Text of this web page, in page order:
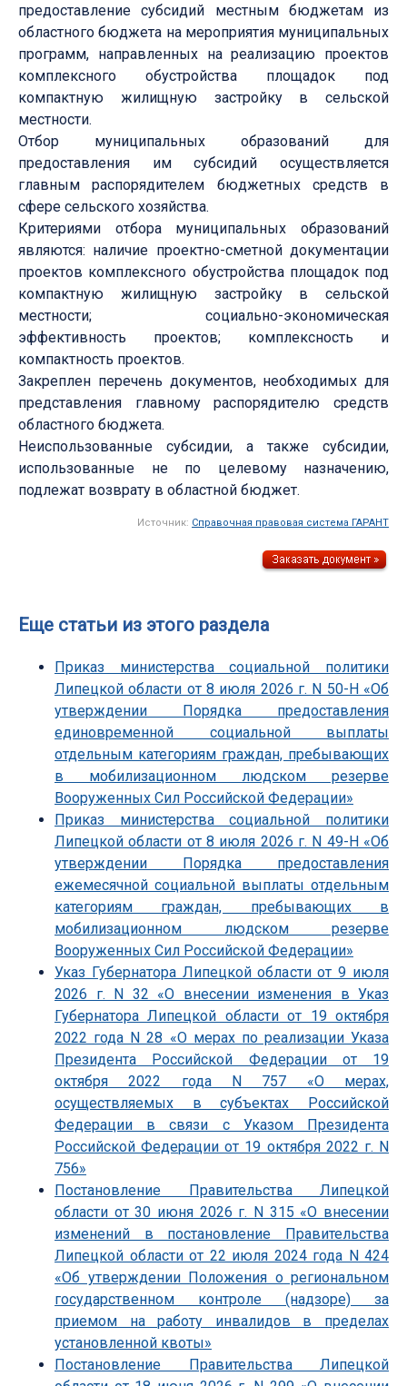
предоставление субсидий местным бюджетам из
областного бюджета на мероприятия муниципальных
программ, направленных на реализацию проектов
комплексного обустройства площадок под
компактную жилищную застройку в сельской
местности.
Отбор муниципальных образований для
предоставления им субсидий осуществляется
главным распорядителем бюджетных средств в
сфере сельского хозяйства.
Критериями отбора муниципальных образований
являются: наличие проектно-сметной документации
проектов комплексного обустройства площадок под
компактную жилищную застройку в сельской
местности; социально-экономическая
эффективность проектов; комплексность и
компактность проектов.
Закреплен перечень документов, необходимых для
представления главному распорядителю средств
областного бюджета.
Неиспользованные субсидии, а также субсидии,
использованные не по целевому назначению,
подлежат возврату в областной бюджет.
Источник: Справочная правовая система ГАРАНТ
Еще статьи из этого раздела
Приказ министерства социальной политики
Липецкой области от 8 июля 2026 г. N 50-Н «Об
утверждении Порядка предоставления
единовременной социальной выплаты
отдельным категориям граждан, пребывающих
в мобилизационном людском резерве
Вооруженных Сил Российской Федерации»
Приказ министерства социальной политики
Липецкой области от 8 июля 2026 г. N 49-Н «Об
утверждении Порядка предоставления
ежемесячной социальной выплаты отдельным
категориям граждан, пребывающих в
мобилизационном людском резерве
Вооруженных Сил Российской Федерации»
Указ Губернатора Липецкой области от 9 июля
2026 г. N 32 «О внесении изменения в Указ
Губернатора Липецкой области от 19 октября
2022 года N 28 «О мерах по реализации Указа
Президента Российской Федерации от 19
октября 2022 года N 757 «О мерах,
осуществляемых в субъектах Российской
Федерации в связи с Указом Президента
Российской Федерации от 19 октября 2022 г. N
756»
Постановление Правительства Липецкой
области от 30 июня 2026 г. N 315 «О внесении
изменений в постановление Правительства
Липецкой области от 22 июля 2024 года N 424
«Об утверждении Положения о региональном
государственном контроле (надзоре) за
приемом на работу инвалидов в пределах
установленной квоты»
Постановление Правительства Липецкой